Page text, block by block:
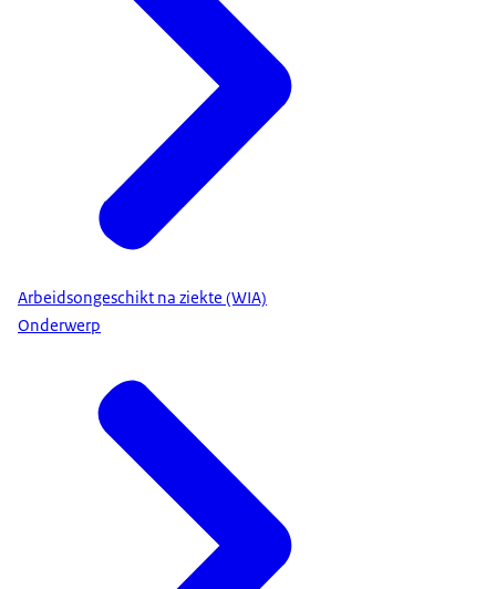
Arbeidsongeschikt na ziekte (WIA)
Onderwerp